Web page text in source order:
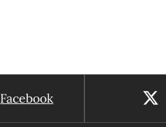
Facebook